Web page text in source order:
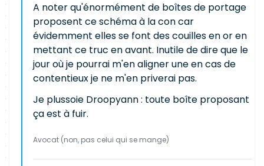
A noter qu'énormément de boîtes de portage
proposent ce schéma à la con car
évidemment elles se font des couilles en or en
mettant ce truc en avant. Inutile de dire que le
jour où je pourrai m'en aligner une en cas de
contentieux je ne m'en priverai pas.
Je plussoie Droopyann : toute boîte proposant
ça est à fuir.
Avocat (non, pas celui qui se mange)